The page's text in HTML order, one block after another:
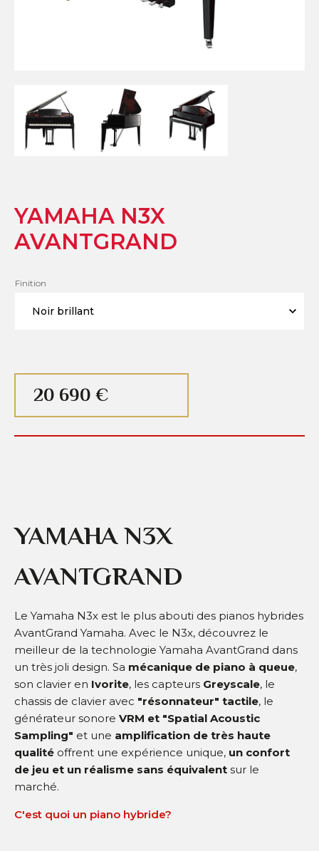
YAMAHA N3X
AVANTGRAND
Finition
20 690 €
YAMAHA N3X
AVANTGRAND
Le Yamaha N3x est le plus abouti des pianos hybrides
AvantGrand Yamaha. Avec le N3x, découvrez le
meilleur de la technologie Yamaha AvantGrand dans
un très joli design. Sa mécanique de piano à queue,
son clavier en Ivorite, les capteurs Greyscale, le
chassis de clavier avec "résonnateur" tactile, le
générateur sonore VRM et "Spatial Acoustic
Sampling" et une amplification de très haute
qualité offrent une expérience unique, un confort
de jeu et un réalisme sans équivalent sur le
marché.
C'est quoi un piano hybride?